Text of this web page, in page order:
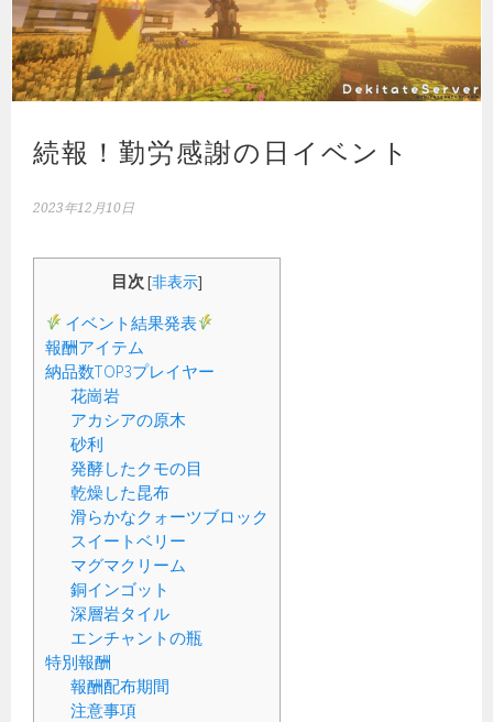
続報！勤労感謝の日イベント
2023年12月10日
目次 [非表示]
イベント結果発表
報酬アイテム
納品数TOP3プレイヤー
花崗岩
アカシアの原木
砂利
発酵したクモの目
乾燥した昆布
滑らかなクォーツブロック
スイートベリー
マグマクリーム
銅インゴット
深層岩タイル
エンチャントの瓶
特別報酬
報酬配布期間
注意事項